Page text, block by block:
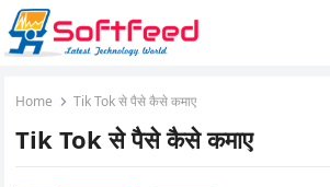
Home Tik Tok से पैसे कैसे कमाए
Tik Tok से पैसे कैसे कमाए